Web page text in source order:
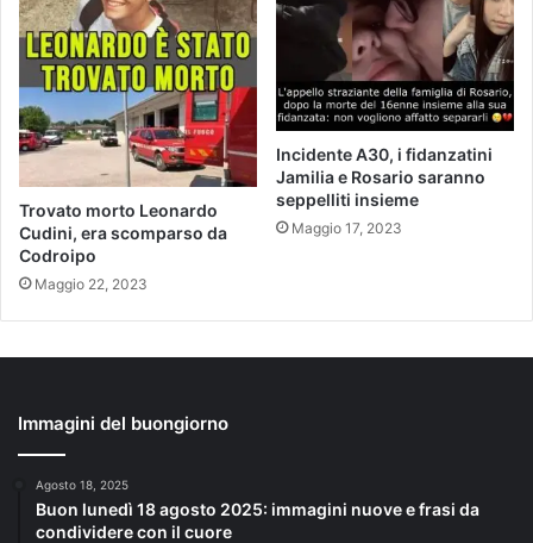
Trovato morto Leonardo
Cudini, era scomparso da
Codroipo
Maggio 22, 2023
Incidente A30, i fidanzatini
Jamilia e Rosario saranno
seppelliti insieme
Maggio 17, 2023
Immagini del buongiorno
Agosto 18, 2025
Buon lunedì 18 agosto 2025: immagini nuove e frasi da
condividere con il cuore